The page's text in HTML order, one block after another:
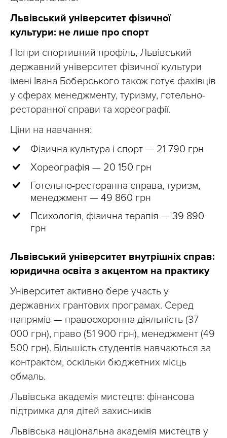
Львівський університет фізичної
культури: не лише про спорт
Попри спортивний профіль, Львівський
державний університет фізичної культури
імені Івана Боберського також готує фахівців
у сферах менеджменту, туризму, готельно-
ресторанної справи та хореографії.
Ціни на навчання:
Фізична культура і спорт — 21 790 грн
Хореографія — 20 150 грн
Готельно-ресторанна справа, туризм,
менеджмент — 49 860 грн
Психологія, фізична терапія — 39 890
грн
Львівський університет внутрішніх справ:
юридична освіта з акцентом на практику
Університет активно бере участь у
державних грантових програмах. Серед
напрямів — правоохоронна діяльність (37
000 грн), право (51 900 грн), менеджмент (49
500 грн). Більшість студентів навчаються за
контрактом, оскільки бюджетних місць
обмаль.
Львівська академія мистецтв: фінансова
підтримка для дітей захисників
Львівська національна академія мистецтв у